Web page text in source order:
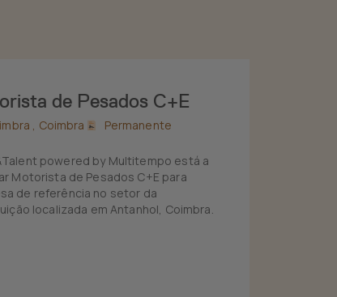
de Pesados C+E
, Coimbra Permanente
powered by Multitempo está a
Motorista de Pesados C+E para
de referência no setor da
localizada em Antanhol, Coimbra.